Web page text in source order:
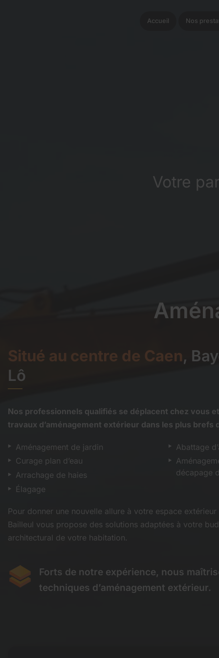
Votre
Accueil Nos
Situé au centre de Caen,
Lô
Nos professionnels qualifiés se déplacent chez vous
travaux d’aménagement extérieur dans les plus brefs
Aménagement de jardin
Curage plan d’eau
Arrachage de haies
Élagage
Abattage
décapage
Pour donner une nouvelle allure à votre espace
Bailleul vous propose des solutions adaptées à votre
architectural de votre habitation.
Forts de notre expérience, nous
techniques d’aménagement extérieur.